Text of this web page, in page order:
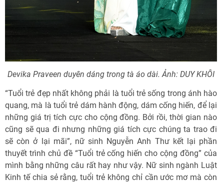
Devika Praveen duyên dáng trong tà áo dài. Ảnh: DUY KHÔI
“Tuổi trẻ đẹp nhất không phải là tuổi trẻ sống trong ánh hào
quang, mà là tuổi trẻ dám hành động, dám cống hiến, để lại
những giá trị tích cực cho cộng đồng. Bởi rồi, thời gian nào
cũng sẽ qua đi nhưng những giá tích cực chúng ta trao đi
sẽ còn ở lại mãi”, nữ sinh Nguyễn Anh Thư kết lại phần
thuyết trình chủ đề “Tuổi trẻ cống hiến cho cộng đồng” của
mình bằng những câu rất hay như vậy. Nữ sinh ngành Luật
Kinh tế chia sẻ rằng, tuổi trẻ không chỉ cần ước mơ mà còn